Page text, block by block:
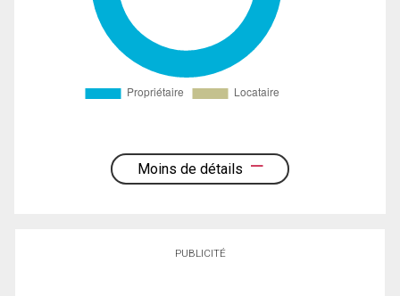
Moins de détails
PUBLICITÉ